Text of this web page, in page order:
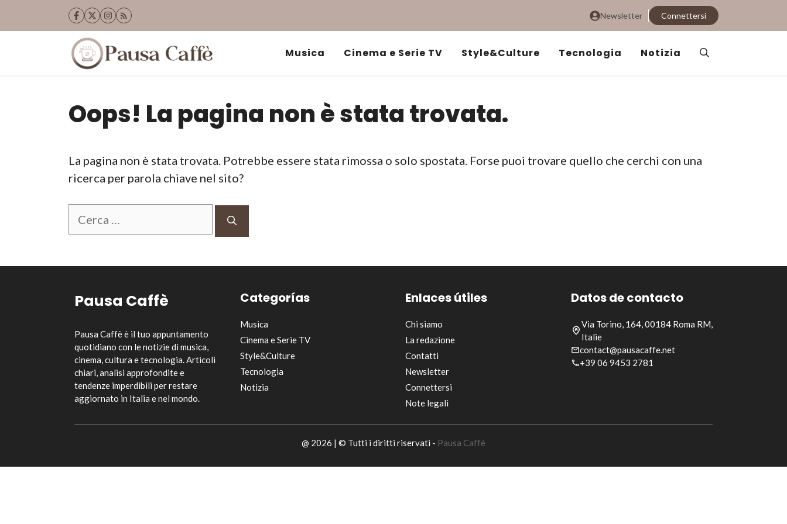
Newsletter Connettersi
Musica Cinema e Serie TV Style&Culture Tecnologia Notizia
Oops! La pagina non è stata trovata.
La pagina non è stata trovata. Potrebbe essere stata rimossa o solo spostata. Forse puoi trovare quello che cerchi con una
ricerca per parola chiave nel sito?
Ricerca
Pausa Caffè
Pausa Caffè è il tuo appuntamento
quotidiano con le notizie di musica,
cinema, cultura e tecnologia. Articoli
chiari, analisi approfondite e
tendenze imperdibili per restare
aggiornato in Italia e nel mondo.
Categorías
Musica
Cinema e Serie TV
Style&Culture
Tecnologia
Notizia
Enlaces útiles
Chi siamo
La redazione
Contatti
Newsletter
Connettersi
Note legali
Datos de contacto
Via Torino, 164, 00184 Roma RM,
Italie
contact@pausacaffe.net
+39 06 9453 2781
@ 2026 | © Tutti i diritti riservati - Pausa Caffè